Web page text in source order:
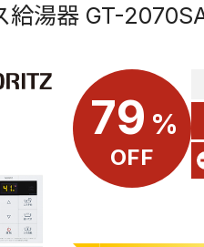
給湯器 GT-
79 %
OFF